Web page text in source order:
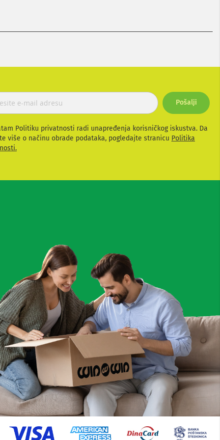
Pošalji
Politiku privatnosti radi unapređenja korisničkog iskustva. Da
više o načinu obrade podataka, pogledajte stranicu Politika